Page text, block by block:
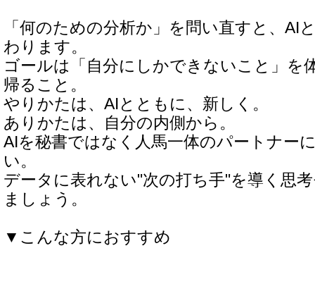
「何のための分析か」を問い直すと、AI
わります。
ゴールは「自分にしかできないこと」を
帰ること。
やりかたは、AIとともに、新しく。
ありかたは、自分の内側から。
AIを秘書ではなく人馬一体のパートナー
い。
データに表れない"次の打ち手"を導く思
ましょう。
▼こんな方におすすめ